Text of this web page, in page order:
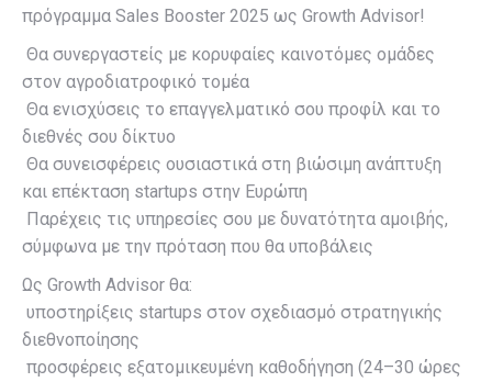
πρόγραμμα Sales Booster 2025 ως Growth Advisor!
Θα συνεργαστείς με κορυφαίες καινοτόμες ομάδες
στον αγροδιατροφικό τομέα
Θα ενισχύσεις το επαγγελματικό σου προφίλ και το
διεθνές σου δίκτυο
Θα συνεισφέρεις ουσιαστικά στη βιώσιμη ανάπτυξη
και επέκταση startups στην Ευρώπη
Παρέχεις τις υπηρεσίες σου με δυνατότητα αμοιβής,
σύμφωνα με την πρόταση που θα υποβάλεις
Ως Growth Advisor θα:
υποστηρίξεις startups στον σχεδιασμό στρατηγικής
διεθνοποίησης
προσφέρεις εξατομικευμένη καθοδήγηση (24–30 ώρες